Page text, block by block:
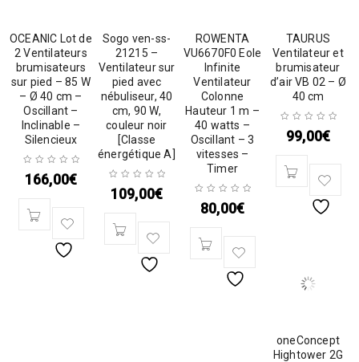
OCEANIC Lot de
2 Ventilateurs
brumisateurs
sur pied – 85 W
– Ø 40 cm –
Oscillant –
Inclinable –
Silencieux
166,00€
Sogo ven-ss-
21215 –
Ventilateur sur
pied avec
nébuliseur, 40
cm, 90 W,
couleur noir
[Classe
énergétique A]
109,00€
ROWENTA
VU6670F0 Eole
Infinite
Ventilateur
Colonne
Hauteur 1 m –
40 watts –
Oscillant – 3
vitesses –
Timer
80,00€
TAURUS
Ventilateur et
brumisateur
d’air VB 02 – Ø
40 cm
99,00€
oneConcept
Hightower 2G